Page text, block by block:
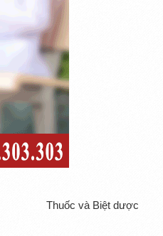
Thuốc và Biệt dược